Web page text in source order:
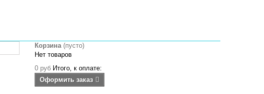
Корзина (пусто)
Нет товаров
0 руб Итого, к оплате:
Оформить заказ